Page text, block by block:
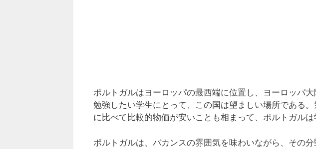
ポルトガルはヨーロッパの最西端に位置し、ヨーロッパ
勉強したい学生にとって、この国は望ましい場所である
に比べて比較的物価が安いことも相まって、ポルトガル
ポルトガルは、バカンスの雰囲気を味わいながら、その